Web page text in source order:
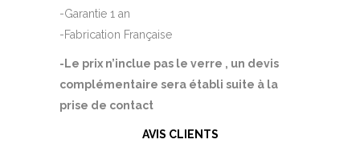
-Garantie 1 an
-Fabrication Française
-Le prix n’inclue pas le verre , un devis
complémentaire sera établi suite à la
prise de contact
AVIS CLIENTS